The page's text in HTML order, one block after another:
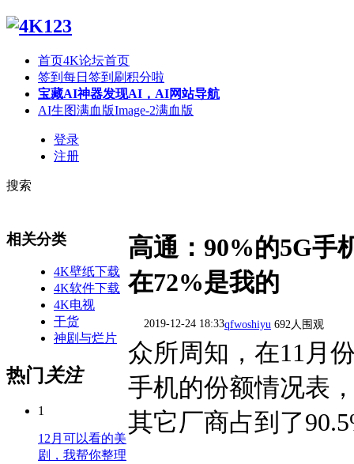
首页4K论坛首页
签到 每日签到刷积分啦
宝藏AI神器发现AI，AI网站导航
AI生图满血版Image-2满血版
登录
注册
搜索
高通：90%的5G手
在72%是我的
qfwoshiyu
2019-12-24 18:33 692人围观
众所周知，在11月
手机的份额情况表
其它厂商占到了
相关分类
4K壁纸下载
4K软件下载
4K电视
干货
神剧与烂片
热门 关注
1
12月可以看的美
剧，我帮你整理